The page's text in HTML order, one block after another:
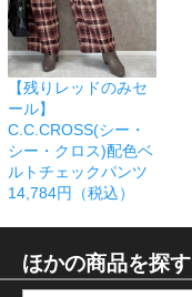
【残りレッドのみセ
ール】
C.C.CROSS(シー・
シー・クロス)配色ベ
ルトチェックパンツ
14,784円（税込）
ほかの商品を探す